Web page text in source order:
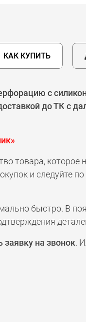
КАК КУПИТЬ
с
до ТК с
товара, которое
и следуйте
быстро. В
заявку на звонок.